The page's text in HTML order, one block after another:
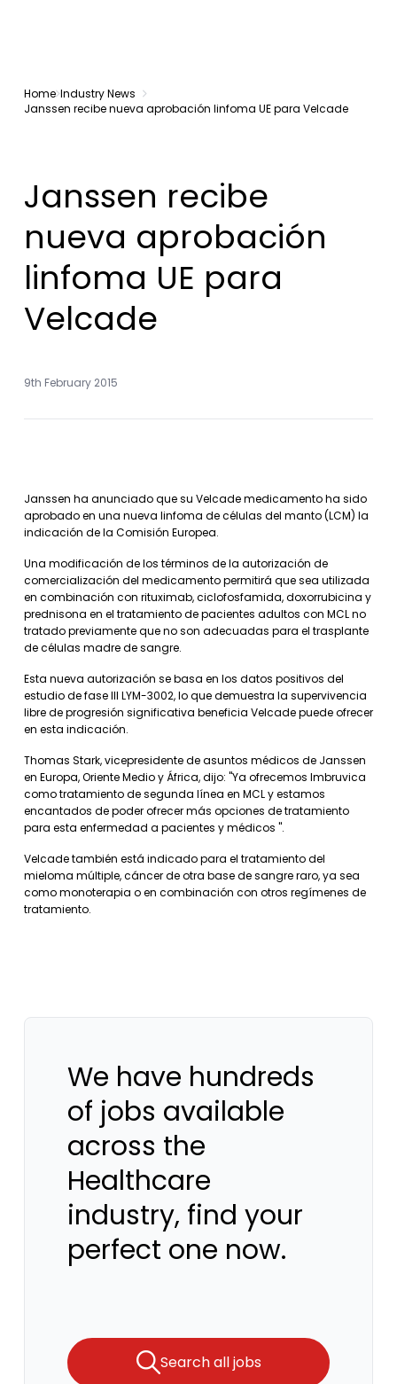
Home Industry News
Janssen recibe nueva aprobación linfoma UE para Velcade
Janssen recibe
nueva aprobación
linfoma UE para
Velcade
9th February 2015
Janssen ha anunciado que su Velcade medicamento ha sido
aprobado en una nueva linfoma de células del manto (LCM) la
indicación de la Comisión Europea.
Una modificación de los términos de la autorización de
comercialización del medicamento permitirá que sea utilizada
en combinación con rituximab, ciclofosfamida, doxorrubicina y
prednisona en el tratamiento de pacientes adultos con MCL no
tratado previamente que no son adecuadas para el trasplante
de células madre de sangre.
Esta nueva autorización se basa en los datos positivos del
estudio de fase III LYM-3002, lo que demuestra la supervivencia
libre de progresión significativa beneficia Velcade puede ofrecer
en esta indicación.
Thomas Stark, vicepresidente de asuntos médicos de Janssen
en Europa, Oriente Medio y África, dijo: "Ya ofrecemos Imbruvica
como tratamiento de segunda línea en MCL y estamos
encantados de poder ofrecer más opciones de tratamiento
para esta enfermedad a pacientes y médicos ".
Velcade también está indicado para el tratamiento del
mieloma múltiple, cáncer de otra base de sangre raro, ya sea
como monoterapia o en combinación con otros regímenes de
tratamiento.
We have hundreds
of jobs available
across the
Healthcare
industry, find your
perfect one now.
Search all jobs